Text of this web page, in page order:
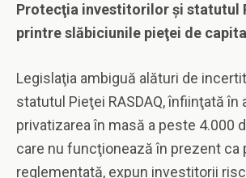
Protecţia investitorilor şi statutul
printre slăbiciunile pieţei de capital
Legislaţia ambiguă alături de
statutul Pieţei RASDAQ, înfiinţată în
privatizarea în masă a peste 4.000
care nu funcţionează în prezent ca
reglementată, expun investitorii